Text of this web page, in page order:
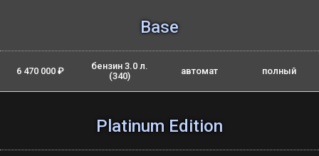
Base
6 470 000 ₽
бензин 3.0 л.
(340)
автомат полный
Platinum Edition